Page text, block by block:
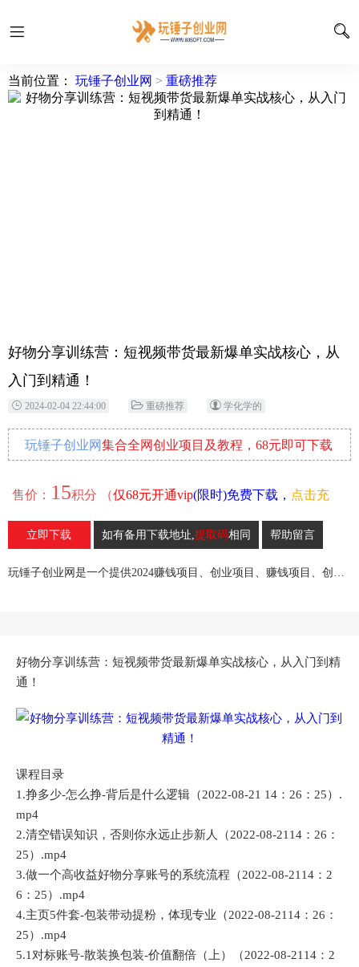
当前位置： 玩锤子创业网 > 重磅推荐
好物分享训练营：短视频带货最新爆单实战核心，从
入门到精通！
2024-02-04 22:44:00 重磅推荐 学化学的
玩锤子创业网集合全网创业项目及教程，68元即可下载
售价： 15积分 （仅68元开通vip(限时)免费下载， 点击充
）
立即下载 如有备用下载地址,提取码相同 帮助留言
玩锤子创业网是一个提供2024赚钱项目、创业项目、赚钱项目、创业赚钱教程、引流教程的创业网,欢迎来玩锤子创业网！
好物分享训练营：短视频带货最新爆单实战核心，从入门到精
通！
课程目录
1.挣多少-怎么挣-背后是什么逻辑（2022-08-21 14：26：25）.
mp4
2.清空错误知识，否则你永远止步新人（2022-08-2114：26：
25）.mp4
3.做一个高收益好物分享账号的系统流程（2022-08-2114：2
6：25）.mp4
4.主页5件套-包装带动提粉，体现专业（2022-08-2114：26：
25）.mp4
5.1对标账号-散装换包装-价值翻倍（上）（2022-08-2114：2